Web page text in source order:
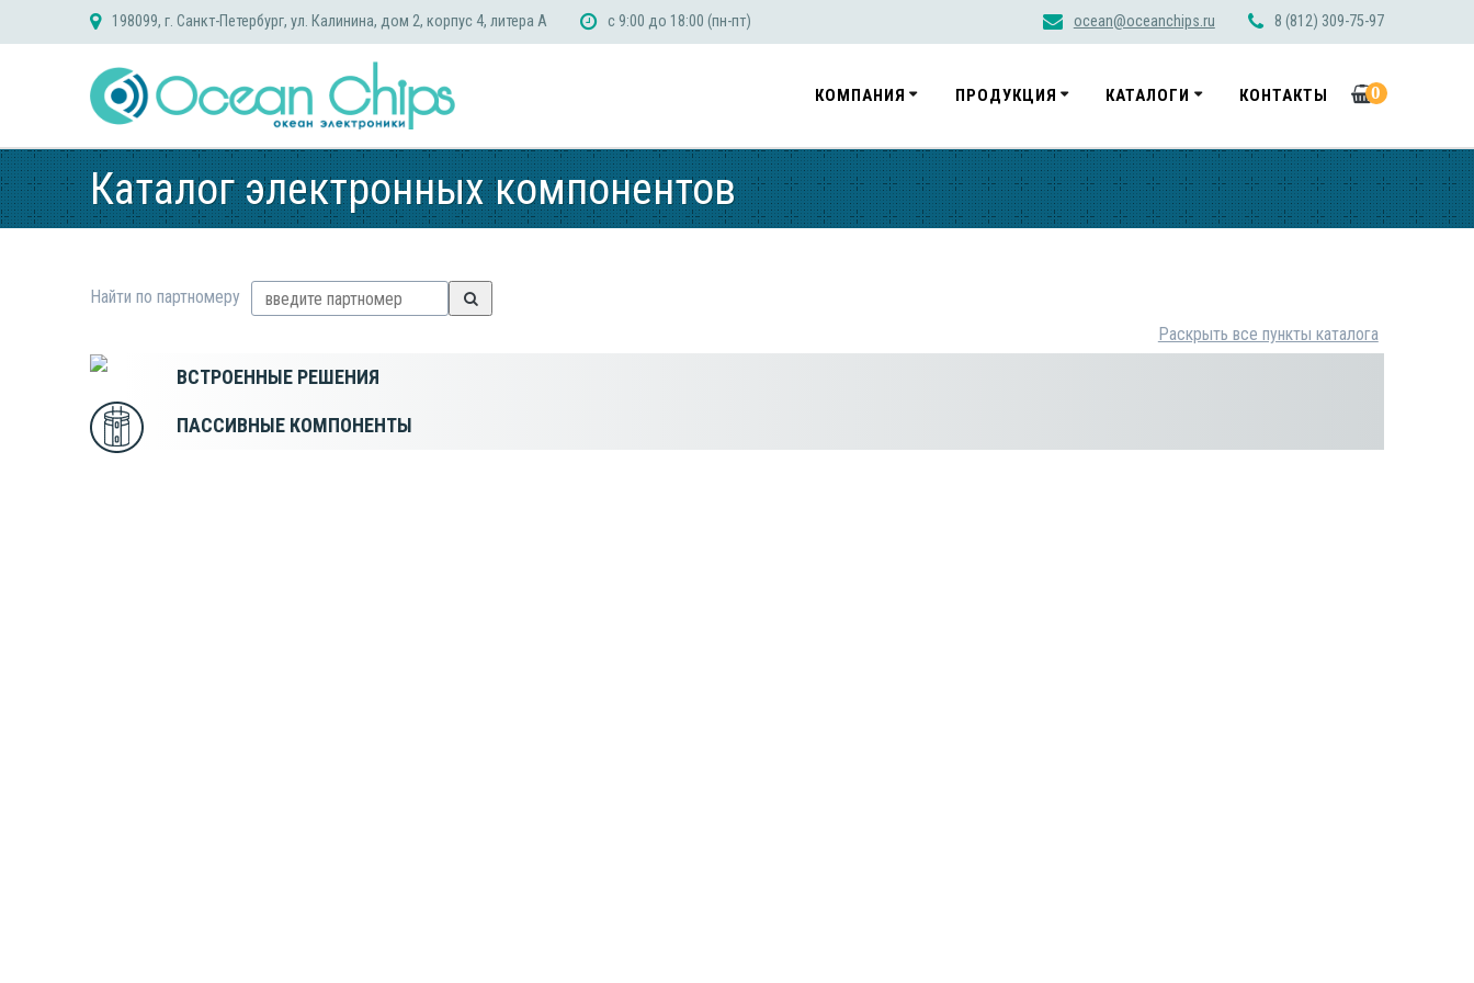
198099, г. Санкт-Петербург, ул. Калинина, дом 2, корпус 4, литера А с 9:00 до 18:00 (пн-пт) ocean@oceanchips.ru 8 (812) 309-75-97
КОМПАНИЯ ПРОДУКЦИЯ КАТАЛОГИ КОНТАКТЫ 0
Каталог электронных компонентов
Найти по партномеру
Раскрыть все пункты каталога
ВСТРОЕННЫЕ РЕШЕНИЯ
ПАССИВНЫЕ КОМПОНЕНТЫ